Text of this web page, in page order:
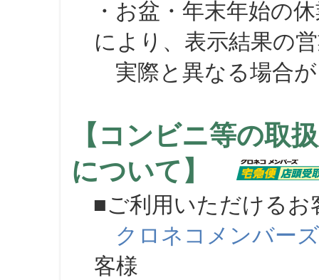
・お盆・年末年始の
により、表示結果の
実際と異なる場合が
【コンビニ等の取
について】
■ご利用いただけるお
クロネコメンバーズ
客様